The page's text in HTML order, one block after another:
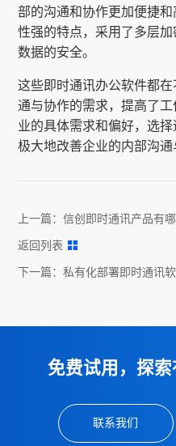
部的沟通和协作更加便捷
性强的特点，采用了多层
数据的安全。
这些即时通讯办公软件都
通与协作的需求，提高了
业的具体需求和偏好，选
极大地改善企业的内部沟通
上一篇：信创即时通讯产品有
返回列表
下一篇：私有化部署即时通讯
免费试用，探
联系我们